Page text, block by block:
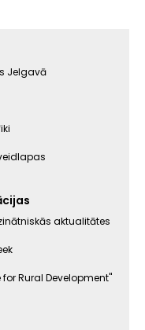
Jelgavā
aktualitātes
Rural Development"